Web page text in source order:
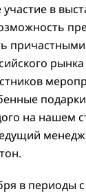
в
на нашем
в периоды